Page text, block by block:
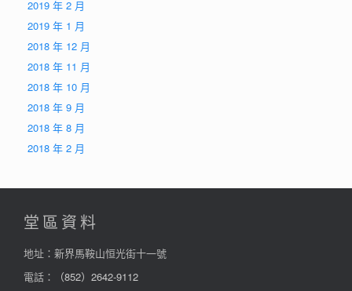
2019 年 2 月
2019 年 1 月
2018 年 12 月
2018 年 11 月
2018 年 10 月
2018 年 9 月
2018 年 8 月
2018 年 2 月
堂區資料
地址：新界馬鞍山恒光街十一號
電話：
（852）2642-9112